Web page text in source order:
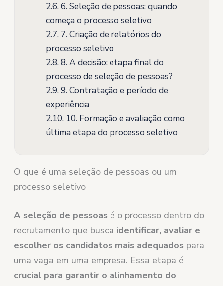
2.6.6. Seleção de pessoas: quando
começa o processo seletivo
2.7.7. Criação de relatórios do
processo seletivo
2.8.8. A decisão: etapa final do
processo de seleção de pessoas?
2.9.9. Contratação e período de
experiência
2.10.10. Formação e avaliação como
última etapa do processo seletivo
O que é uma seleção de pessoas ou um
processo seletivo
A seleção de pessoas é o processo dentro do
recrutamento que busca identificar, avaliar e
escolher os candidatos mais adequados para
uma vaga em uma empresa. Essa etapa é
crucial para garantir o alinhamento do